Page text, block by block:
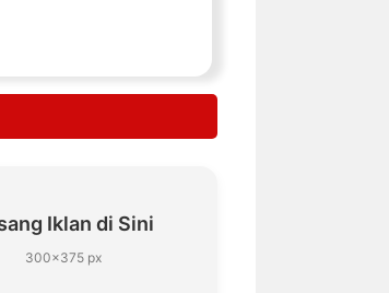
Iklan di Sini
300×375 px